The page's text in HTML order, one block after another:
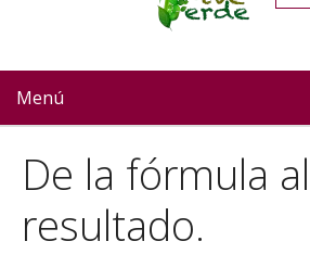
Menú
De la fórmula al
resultado.